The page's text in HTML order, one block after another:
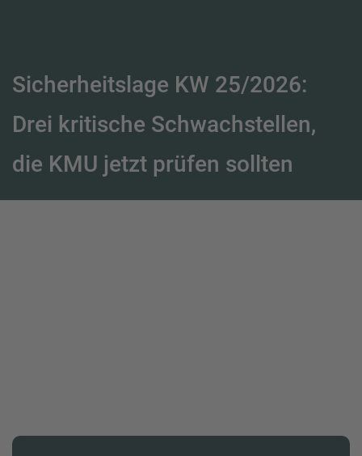
Sicherheitslage KW 25/2026:
Drei kritische Schwachstellen,
die KMU jetzt prüfen sollten